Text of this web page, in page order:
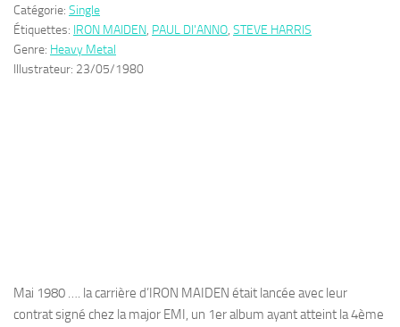
Catégorie: Single
Étiquettes: IRON MAIDEN, PAUL DI'ANNO, STEVE HARRIS
Genre: Heavy Metal
Illustrateur: 23/05/1980
Mai 1980 …. la carrière d’IRON MAIDEN était lancée avec leur
contrat signé chez la major EMI, un 1er album ayant atteint la 4ème